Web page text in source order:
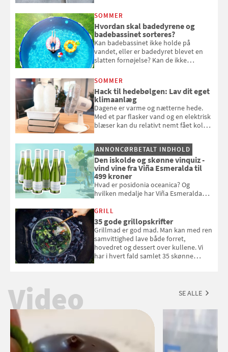
at bede naboen om at vande eller
komme hjem til døde planter
SOMMER
Hvordan skal badedyrene og
badebassinet sorteres?
Kan badebassinet ikke holde på
vandet, eller er badedyret blevet en
slatten fornøjelse? Kan de ikke
opmærksom, når du smider
badebassinet eller et badedyr ud
SOMMER
Hack til hedebølgen: Lav dit eget
klimaanlæg
Dagene er varme og nætterne hede.
Med et par flasker vand og en elektrisk
blæser kan du relativt nemt fået koldt
og se, hvordan du gør
ANNONCØRBETALT INDHOLD
Den iskolde og skønne vinquiz -
vind vine fra Viña Esmeralda til
499 kroner
Hvad er posidonia oceanica? Og
hvilken medalje har Viña Esmeralda
med i Samvirkes skønne vinquiz, hvor
du kan vinde 6 flasker vin fra Viña
Esmeralda. Konkurrencen slutter 1.
september 2026.
GRILL
35 gode grillopskrifter
Grillmad er god mad. Man kan med ren
samvittighed lave både forret,
hovedret og dessert over kullene. Vi
har i hvert fald samlet 35 skønne
Video SE ALLE